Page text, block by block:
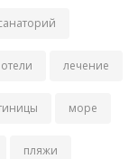
отели лечение
море
пляжи